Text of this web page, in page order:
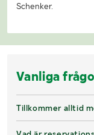
Schenker.
Vanliga
Tillkommer alltid